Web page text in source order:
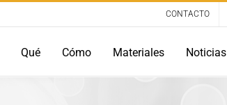
CONTACTO
Qué Cómo Materiales Noticias